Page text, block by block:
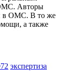
ОМС. Авторы
в ОМС. В то же
а также
72 экспертиза